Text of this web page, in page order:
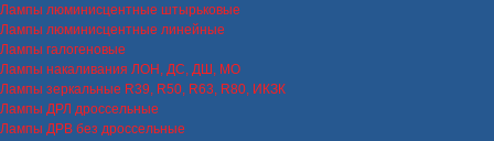
Лампы люминисцентные штырьковые
Лампы люминисцентные линейные
Лампы галогеновые
Лампы накаливания ЛОН, ДС, ДШ, МО
Лампы зеркальные R39, R50, R63, R80, ИКЗК
Лампы ДРЛ дроссельные
Лампы ДРВ без дроссельные